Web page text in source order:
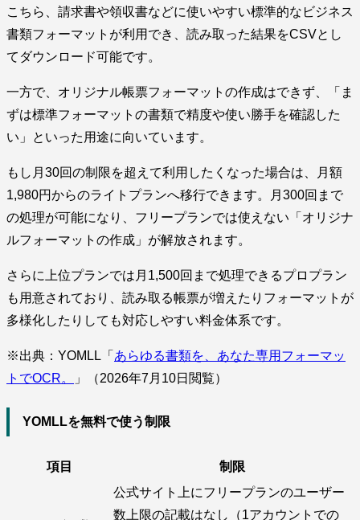
こちら、請求書や領収書などに使いやすい標準的なビジネス
書類フォーマットが利用でき、読み取った結果をCSVとし
てダウンロード可能です。
一方で、オリジナル帳票フォーマットの作成はできず、「ま
ずは標準フォーマットの書類で精度や使い勝手を確認した
い」といった用途に向いています。
もし月30回の制限を超えて利用したくなった場合は、月額
1,980円からのライトプランへ移行できます。月300回まで
の処理が可能になり、フリープランでは使えない「オリジナ
ルフォーマットの作成」が解放されます。
さらに上位プランでは月1,500回まで処理できるプロプラン
も用意されており、読み取る帳票が増えたりフォーマットが
多様化したりしても対応しやすい料金体系です。
※出典：YOMLL「 あらゆる書類を、あなた専用フォーマッ
トでOCR。
」（2026年7月10日閲覧）
YOMLLを無料で使う制限
項目 制限
公式サイト上にフリープランのユーザー
数上限の記載はなし（1アカウントでの